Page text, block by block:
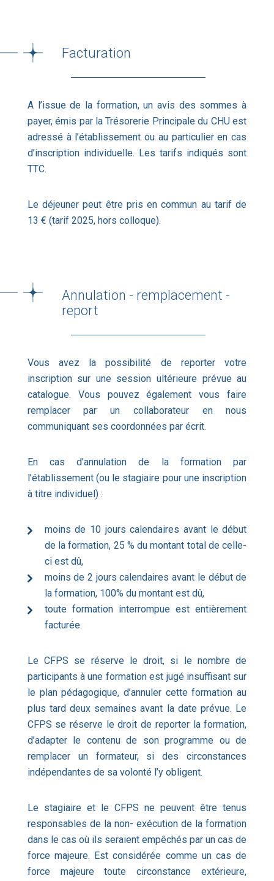
Facturation
A l’issue de la formation, un avis des sommes à
payer, émis par la Trésorerie Principale du CHU est
adressé à l’établissement ou au particulier en cas
d’inscription individuelle. Les tarifs indiqués sont
TTC.
Le déjeuner peut être pris en commun au tarif de
13 € (tarif 2025, hors colloque).
Annulation - remplacement -
report
Vous avez la possibilité de reporter votre
inscription sur une session ultérieure prévue au
catalogue. Vous pouvez également vous faire
remplacer par un collaborateur en nous
communiquant ses coordonnées par écrit.
En cas d’annulation de la formation par
l’établissement (ou le stagiaire pour une inscription
à titre individuel) :
moins de 10 jours calendaires avant le début
de la formation, 25 % du montant total de celle-
ci est dû,
moins de 2 jours calendaires avant le début de
la formation, 100% du montant est dû,
toute formation interrompue est entièrement
facturée.
Le CFPS se réserve le droit, si le nombre de
participants à une formation est jugé insuffisant sur
le plan pédagogique, d’annuler cette formation au
plus tard deux semaines avant la date prévue. Le
CFPS se réserve le droit de reporter la formation,
d’adapter le contenu de son programme ou de
remplacer un formateur, si des circonstances
indépendantes de sa volonté l’y obligent.
Le stagiaire et le CFPS ne peuvent être tenus
responsables de la non- exécution de la formation
dans le cas où ils seraient empêchés par un cas de
force majeure. Est considérée comme un cas de
force majeure toute circonstance extérieure,